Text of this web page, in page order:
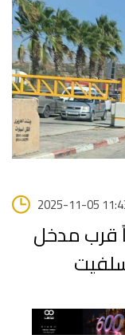
2025-11-05
قرب مدخل